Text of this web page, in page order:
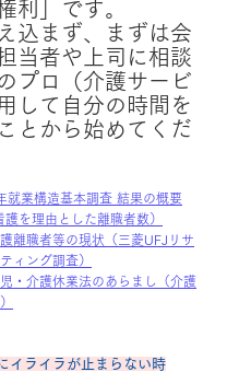
利」です。
込まず、まずは会
当者や上司に相談
プロ（介護サービ
して自分の時間を
とから始めてくだ
就業構造基本調査 結果の概要
護を理由とした離職者数）
離職者等の現状（三菱UFJリサ
ィング調査）
・介護休業法のあらまし（介護
イライラが止まらない時